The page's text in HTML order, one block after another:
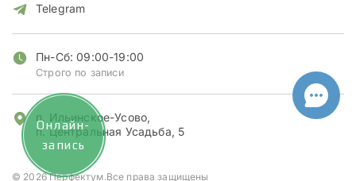
Telegram
Пн-Сб: 09:00-19:00
Строго по записи
п. Ильинское-Усово,
п. Центральная Усадьба, 5
© 2026 Перфектум.Все права защищены
Онлайн-
запись